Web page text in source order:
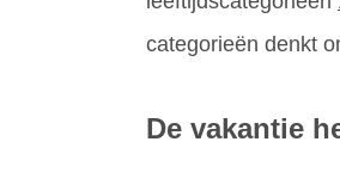
categorieën denkt
De vakantie